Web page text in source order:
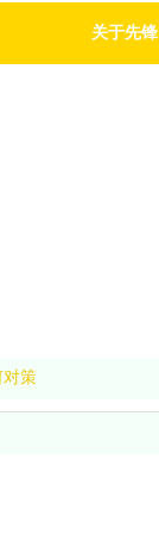
关于先锋
对策